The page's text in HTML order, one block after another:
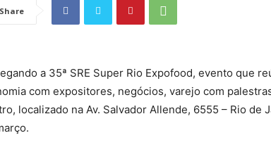
Share
a 35ª SRE Super Rio Expofood, evento que
com expositores, negócios, varejo com
localizado na Av. Salvador Allende, 6555 – Rio de